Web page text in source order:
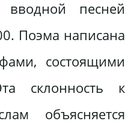
песней
Поэма написана
состоящими
склонность к
объясняется